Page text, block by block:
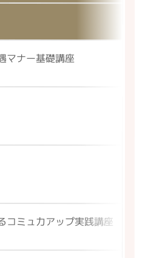
マナー基礎講座
ミュ力アップ実践講座